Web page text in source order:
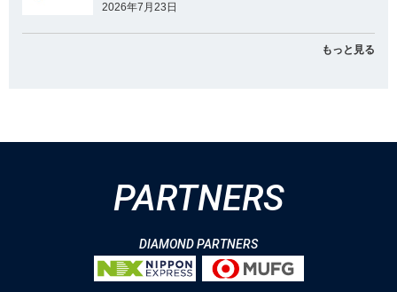
2026年7月23日
もっと見る
PARTNERS
DIAMOND PARTNERS